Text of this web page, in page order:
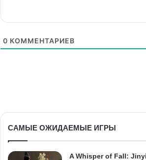
0 КОММЕНТАРИЕВ
САМЫЕ ОЖИДАЕМЫЕ ИГРЫ
A Whisper of Fall: